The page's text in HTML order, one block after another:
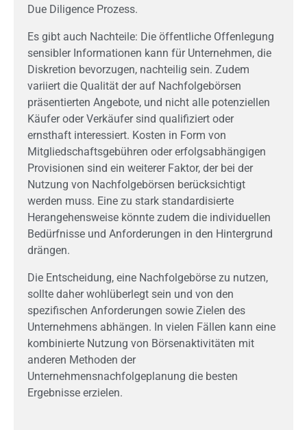
Due Diligence Prozess.
Es gibt auch Nachteile: Die öffentliche Offenlegung
sensibler Informationen kann für Unternehmen, die
Diskretion bevorzugen, nachteilig sein. Zudem
variiert die Qualität der auf Nachfolgebörsen
präsentierten Angebote, und nicht alle potenziellen
Käufer oder Verkäufer sind qualifiziert oder
ernsthaft interessiert. Kosten in Form von
Mitgliedschaftsgebühren oder erfolgsabhängigen
Provisionen sind ein weiterer Faktor, der bei der
Nutzung von Nachfolgebörsen berücksichtigt
werden muss. Eine zu stark standardisierte
Herangehensweise könnte zudem die individuellen
Bedürfnisse und Anforderungen in den Hintergrund
drängen.
Die Entscheidung, eine Nachfolgebörse zu nutzen,
sollte daher wohlüberlegt sein und von den
spezifischen Anforderungen sowie Zielen des
Unternehmens abhängen. In vielen Fällen kann eine
kombinierte Nutzung von Börsenaktivitäten mit
anderen Methoden der
Unternehmensnachfolgeplanung die besten
Ergebnisse erzielen.